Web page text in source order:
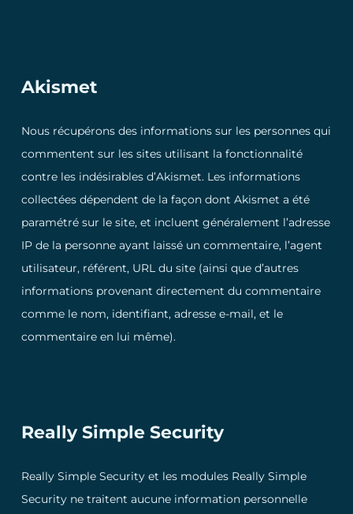
Akismet
Nous récupérons des informations sur les personnes qui
commentent sur les sites utilisant la fonctionnalité
contre les indésirables d’Akismet. Les informations
collectées dépendent de la façon dont Akismet a été
paramétré sur le site, et incluent généralement l’adresse
IP de la personne ayant laissé un commentaire, l’agent
utilisateur, référent, URL du site (ainsi que d’autres
informations provenant directement du commentaire
comme le nom, identifiant, adresse e-mail, et le
commentaire en lui même).
Really Simple Security
Really Simple Security et les modules Really Simple
Security ne traitent aucune information personnelle